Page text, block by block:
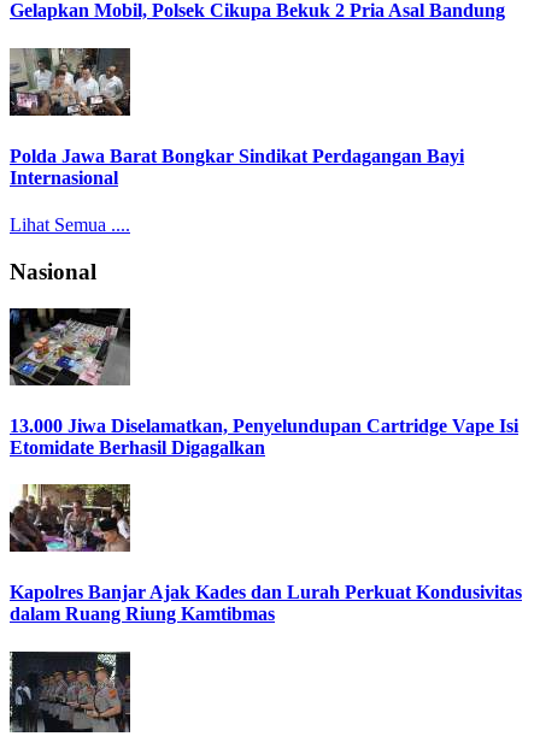
Gelapkan Mobil, Polsek Cikupa Bekuk 2 Pria Asal Bandung
Polda Jawa Barat Bongkar Sindikat Perdagangan Bayi
Internasional
Lihat Semua ....
Nasional
13.000 Jiwa Diselamatkan, Penyelundupan Cartridge Vape Isi
Etomidate Berhasil Digagalkan
Kapolres Banjar Ajak Kades dan Lurah Perkuat Kondusivitas
dalam Ruang Riung Kamtibmas